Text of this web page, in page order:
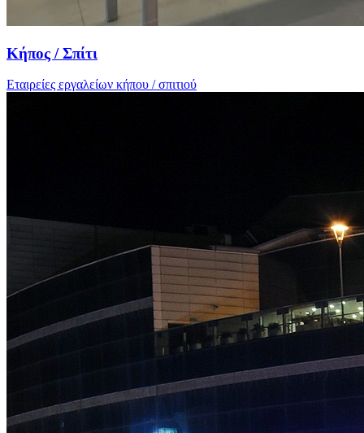
Κήπος / Σπίτι
Εταιρείες εργαλείων κήπου / σπιτιού